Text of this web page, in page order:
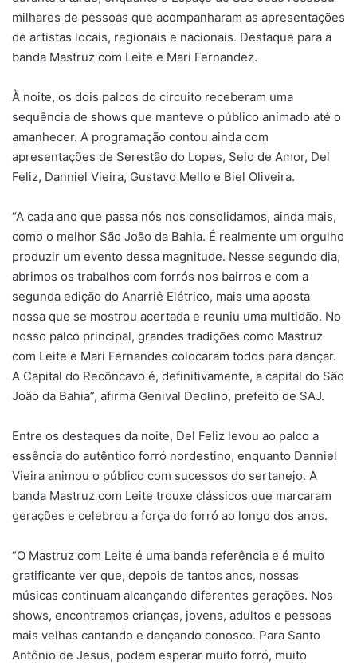
milhares de pessoas que acompanharam as apresentações
de artistas locais, regionais e nacionais. Destaque para a
banda Mastruz com Leite e Mari Fernandez.
À noite, os dois palcos do circuito receberam uma
sequência de shows que manteve o público animado até o
amanhecer. A programação contou ainda com
apresentações de Serestão do Lopes, Selo de Amor, Del
Feliz, Danniel Vieira, Gustavo Mello e Biel Oliveira.
“A cada ano que passa nós nos consolidamos, ainda mais,
como o melhor São João da Bahia. É realmente um orgulho
produzir um evento dessa magnitude. Nesse segundo dia,
abrimos os trabalhos com forrós nos bairros e com a
segunda edição do Anarriê Elétrico, mais uma aposta
nossa que se mostrou acertada e reuniu uma multidão. No
nosso palco principal, grandes tradições como Mastruz
com Leite e Mari Fernandes colocaram todos para dançar.
A Capital do Recôncavo é, definitivamente, a capital do São
João da Bahia”, afirma Genival Deolino, prefeito de SAJ.
Entre os destaques da noite, Del Feliz levou ao palco a
essência do autêntico forró nordestino, enquanto Danniel
Vieira animou o público com sucessos do sertanejo. A
banda Mastruz com Leite trouxe clássicos que marcaram
gerações e celebrou a força do forró ao longo dos anos.
“O Mastruz com Leite é uma banda referência e é muito
gratificante ver que, depois de tantos anos, nossas
músicas continuam alcançando diferentes gerações. Nos
shows, encontramos crianças, jovens, adultos e pessoas
mais velhas cantando e dançando conosco. Para Santo
Antônio de Jesus, podem esperar muito forró, muito